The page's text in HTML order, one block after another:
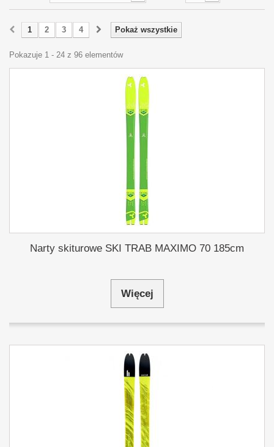
Pokaż wszystkie
1 2 3 4
Pokazuje 1 - 24 z 96 elementów
Narty skiturowe SKI TRAB MAXIMO 70 185cm
Więcej